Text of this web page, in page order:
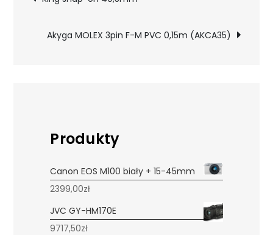
wpisu
Akyga MOLEX 3pin F-M PVC 0,15m (AKCA35)
Produkty
Canon EOS M100 biały + 15-45mm
2399,00zł
JVC GY-HM170E
9717,50zł